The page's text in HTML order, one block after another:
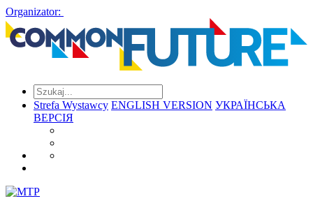
Organizator:
Strefa Wystawcy ENGLISH VERSION УКРАЇНСЬКА
ВЕРСІЯ